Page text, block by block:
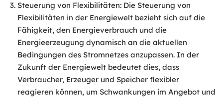
Steuerung von Flexibilitäten: Die Steuerung von
Flexibilitäten in der Energiewelt bezieht sich auf die
Fähigkeit, den Energieverbrauch und die
Energieerzeugung dynamisch an die aktuellen
Bedingungen des Stromnetzes anzupassen. In der
Zukunft der Energiewelt bedeutet dies, dass
Verbraucher, Erzeuger und Speicher flexibler
reagieren können, um Schwankungen im Angebot und